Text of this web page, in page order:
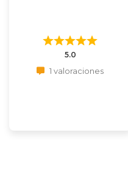
5.0
1 valoraciones